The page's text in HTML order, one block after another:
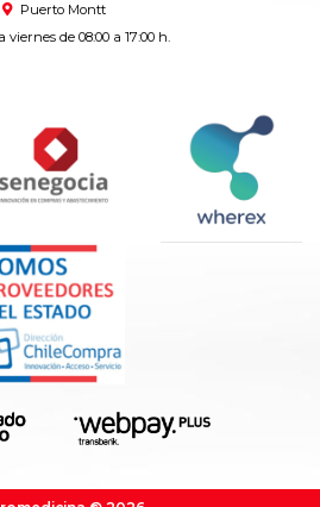
Puerto Montt
viernes de 08:00 a 17:00 h.